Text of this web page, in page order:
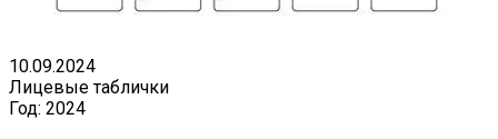
10.09.2024
Лицевые таблички
Год: 2024